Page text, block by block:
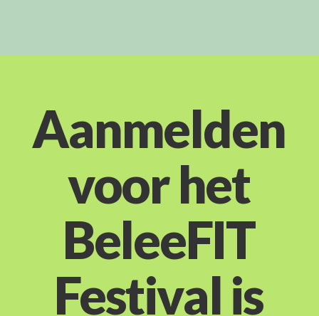
Aanmelden
voor het
BeleeFIT
Festival is